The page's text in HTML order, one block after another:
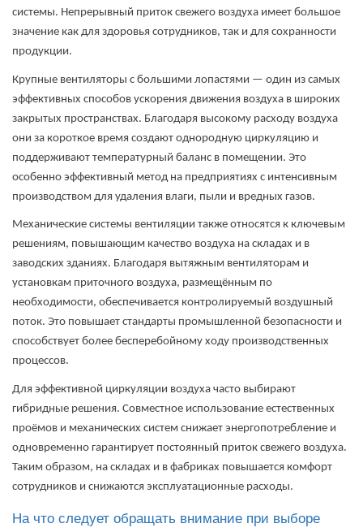
системы. Непрерывный приток свежего воздуха имеет большое
значение как для здоровья сотрудников, так и для сохранности
продукции.
Крупные вентиляторы с большими лопастями — один из самых
эффективных способов ускорения движения воздуха в широких
закрытых пространствах. Благодаря высокому расходу воздуха
они за короткое время создают однородную циркуляцию и
поддерживают температурный баланс в помещении. Это
особенно эффективный метод на предприятиях с интенсивным
производством для удаления влаги, пыли и вредных газов.
Механические системы вентиляции также относятся к ключевым
решениям, повышающим качество воздуха на складах и в
заводских зданиях. Благодаря вытяжным вентиляторам и
установкам приточного воздуха, размещённым по
необходимости, обеспечивается контролируемый воздушный
поток. Это повышает стандарты промышленной безопасности и
способствует более бесперебойному ходу производственных
процессов.
Для эффективной циркуляции воздуха часто выбирают
гибридные решения. Совместное использование естественных
проёмов и механических систем снижает энергопотребление и
одновременно гарантирует постоянный приток свежего воздуха.
Таким образом, на складах и в фабриках повышается комфорт
сотрудников и снижаются эксплуатационные расходы.
На что следует обращать внимание при выборе